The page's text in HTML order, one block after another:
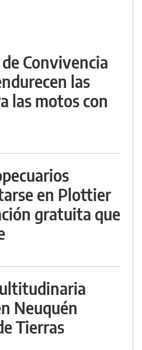
Convivencia
las
las motos con
en Plottier
gratuita que
Neuquén
Tierras